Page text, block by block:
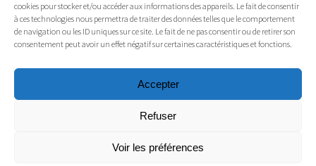
cookies pour stocker et/ou accéder aux informations des appareils. Le fait de consentir
à ces technologies nous permettra de traiter des données telles que le comportement
de navigation ou les ID uniques sur ce site. Le fait de ne pas consentir ou de retirer son
consentement peut avoir un effet négatif sur certaines caractéristiques et fonctions.
Accepter
Refuser
Voir les préférences
Tél. 04 50 20 91 15
Mentions légales